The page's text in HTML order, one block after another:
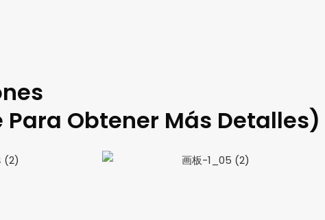
Obtener Más Detalles)